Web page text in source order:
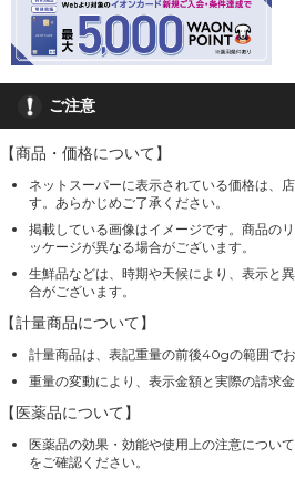
ご注意
【商品・価格について】
ネットスーパーに表示されている価格は、
す。あらかじめご了承ください。
掲載している画像はイメージです。商品の
ッケージが異なる場合がございます。
生鮮品などは、時期や天候により、表示と
合がございます。
【計量商品について】
計量商品は、表記重量の前後40gの範囲でお
重量の変動により、表示金額と実際の請求
【医薬品について】
医薬品の効果・効能や使用上の注意につい
をご確認ください。